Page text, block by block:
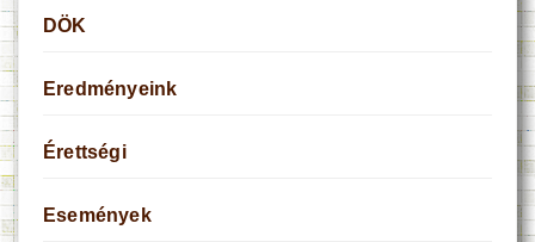
DÖK
Eredményeink
Érettségi
Események